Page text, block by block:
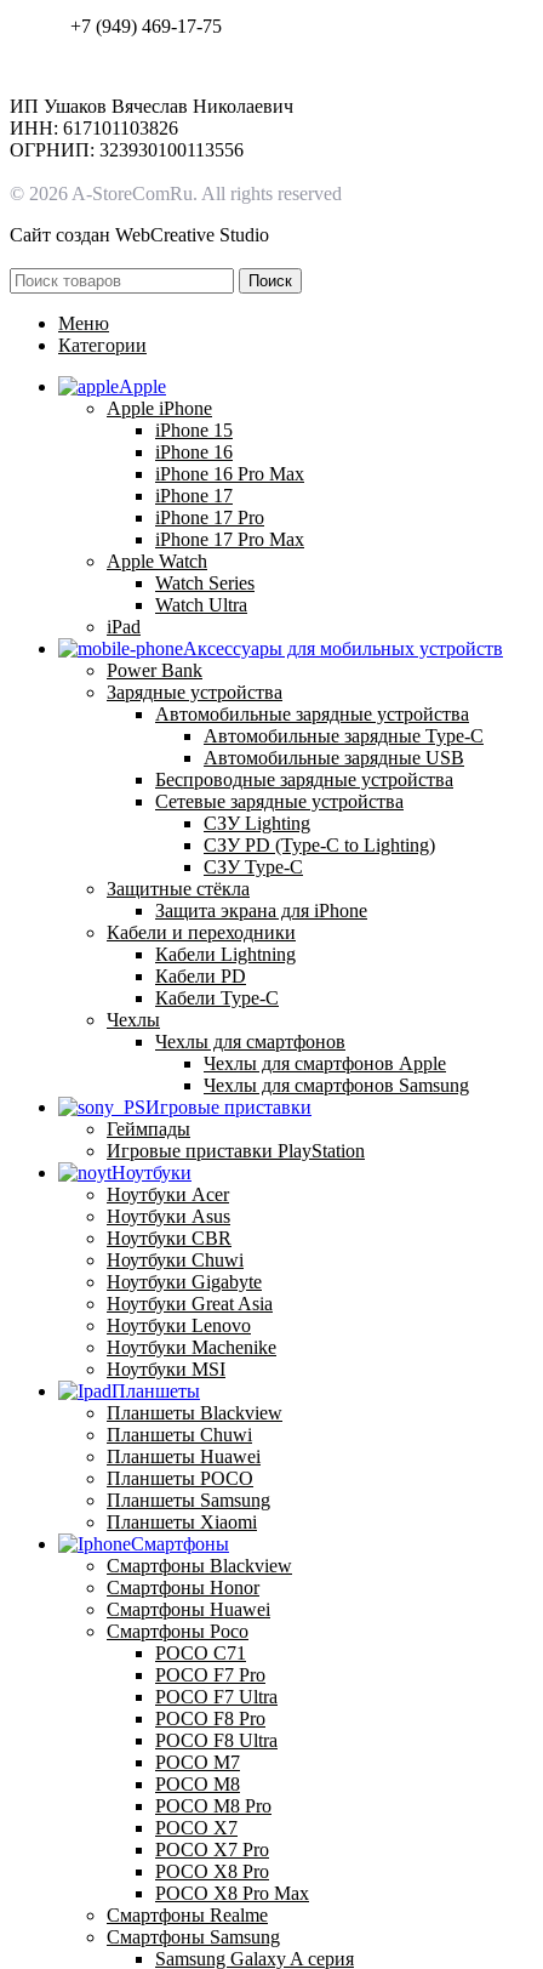
+7 (949) 469-17-75
ИП Ушаков Вячеслав Николаевич
ИНН: 617101103826
ОГРНИП: 323930100113556
© 2026 A-StoreComRu. All rights reserved
Сайт создан WebCreative Studio
Поиск
Меню
Категории
Apple
Apple iPhone
iPhone 15
iPhone 16
iPhone 16 Pro Max
iPhone 17
iPhone 17 Pro
iPhone 17 Pro Max
Apple Watch
Watch Series
Watch Ultra
iPad
Аксессуары для мобильных устройств
Power Bank
Зарядные устройства
Автомобильные зарядные устройства
Автомобильные зарядные Type-C
Автомобильные зарядные USB
Беспроводные зарядные устройства
Сетевые зарядные устройства
СЗУ Lighting
СЗУ PD (Type-C to Lighting)
СЗУ Type-C
Защитные стёкла
Защита экрана для iPhone
Кабели и переходники
Кабели Lightning
Кабели PD
Кабели Type-C
Чехлы
Чехлы для смартфонов
Чехлы для смартфонов Apple
Чехлы для смартфонов Samsung
Игровые приставки
Геймпады
Игровые приставки PlayStation
Ноутбуки
Ноутбуки Acer
Ноутбуки Asus
Ноутбуки CBR
Ноутбуки Chuwi
Ноутбуки Gigabyte
Ноутбуки Great Asia
Ноутбуки Lenovo
Ноутбуки Machenike
Ноутбуки MSI
Планшеты
Планшеты Blackview
Планшеты Chuwi
Планшеты Huawei
Планшеты POCO
Планшеты Samsung
Планшеты Xiaomi
Смартфоны
Смартфоны Blackview
Смартфоны Honor
Смартфоны Huawei
Смартфоны Poco
POCO C71
POCO F7 Pro
POCO F7 Ultra
POCO F8 Pro
POCO F8 Ultra
POCO M7
POCO M8
POCO M8 Pro
POCO X7
POCO X7 Pro
POCO X8 Pro
POCO X8 Pro Max
Смартфоны Realme
Смартфоны Samsung
Samsung Galaxy A серия